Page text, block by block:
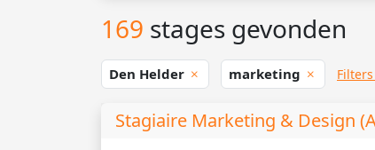
169 stages gevonden
Den Helder marketing
Stagiaire Marketing & Design